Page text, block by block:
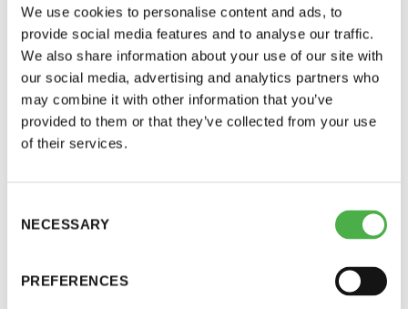
We use cookies to personalise content and ads, to
provide social media features and to analyse our traffic.
We also share information about your use of our site with
our social media, advertising and analytics partners who
may combine it with other information that you’ve
provided to them or that they’ve collected from your use
of their services.
Selection
NECESSARY
PREFERENCES
Y-tunnus: 0116872-9
Tietosuojaseloste
YHTEYSTIEDOT
Saunaseuran tarkoitus
Suomen Saunaseura vaalii perinteisiä, kohteliaita
19.15
la 19.5.2018, miehet
tunnit alkavat klo 14.00, 14.30 ja
15.15
ma 11.6.2018, naiset
tunnit alkavat klo klo 18.00, 18.30 ja
19.15